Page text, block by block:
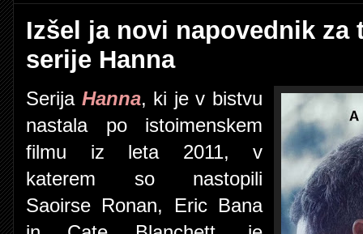
Izšel ja novi napovednik
serije Hanna
Serija Hanna, ki je v bistvu
nastala po istoimenskem
filmu iz leta 2011, v
katerem so nastopili
Saoirse Ronan, Eric Bana